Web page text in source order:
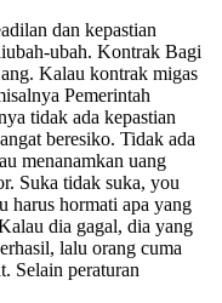
dan kepastian
ubah. Kontrak Bagi
Kalau kontrak migas
Pemerintah
tidak ada kepastian
beresiko. Tidak ada
menanamkan uang
Suka tidak suka, you
harus hormati apa yang
dia gagal, dia yang
lalu orang cuma
Selain peraturan